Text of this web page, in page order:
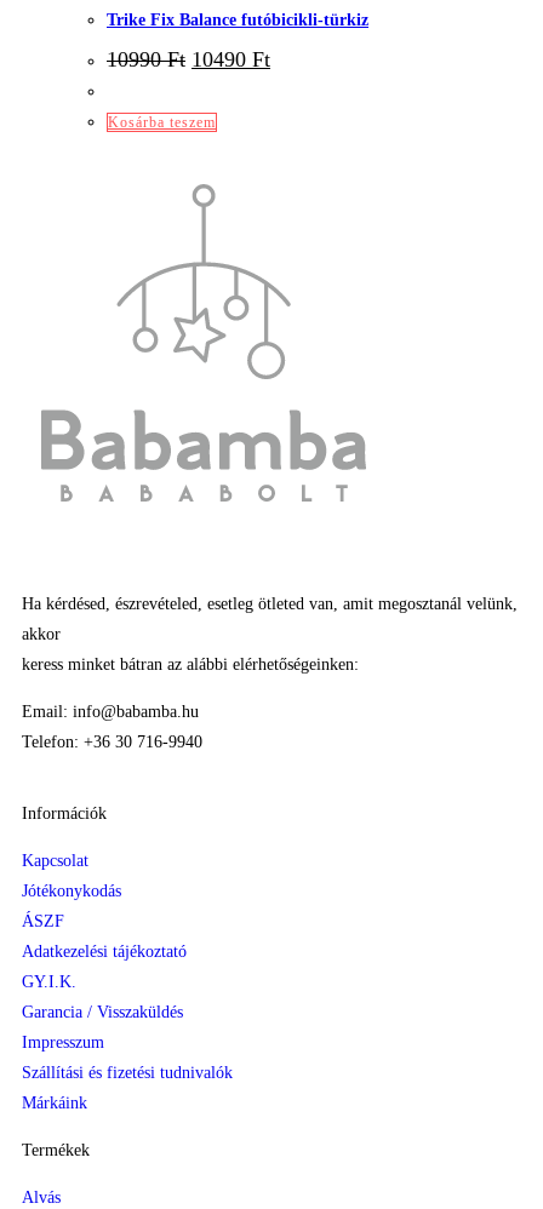
Trike Fix Balance futóbicikli-türkiz
10990Ft 10490 Ft
Kosárba teszem
Ha kérdésed, észrevételed, esetleg ötleted van, amit megosztanál velünk,
akkor
keress minket bátran az alábbi elérhetőségeinken:
Email: info@babamba.hu
Telefon: +36 30 716-9940
Információk
Kapcsolat
Jótékonykodás
ÁSZF
Adatkezelési tájékoztató
GY.I.K.
Garancia / Visszaküldés
Impresszum
Szállítási és fizetési tudnivalók
Márkáink
Termékek
Alvás